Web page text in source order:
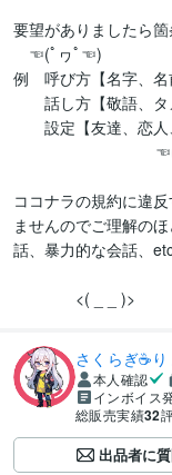
要望がありましたら
☜(ﾟヮﾟ☜)
例　呼び方【名字、名
話し方【敬語、タ
設定【友達、
ココナラの規約に違
ませんのでご理解の
話、暴力的な会話、
              <( _ _ )>
さくらぎ☕
本人確認
インボイス
総販売実績32
出品者に